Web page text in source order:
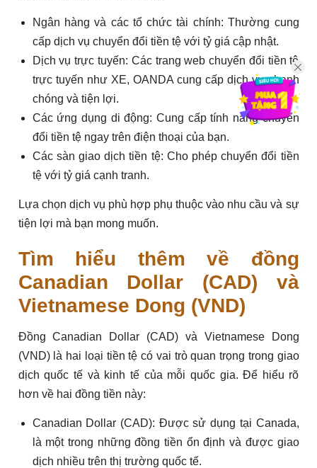
Ngân hàng và các tổ chức tài chính: Thường cung
cấp dịch vụ chuyển đổi tiền tệ với tỷ giá cập nhật.
Dịch vụ trực tuyến: Các trang web chuyển đổi tiền tệ
trực tuyến như XE, OANDA cung cấp dịch vụ nhanh
chóng và tiện lợi.
Các ứng dụng di động: Cung cấp tính năng chuyển
đổi tiền tệ ngay trên điện thoại của bạn.
Các sàn giao dịch tiền tệ: Cho phép chuyển đổi tiền
tệ với tỷ giá cạnh tranh.
Lựa chọn dịch vụ phù hợp phụ thuộc vào nhu cầu và sự
tiện lợi mà bạn mong muốn.
Tìm hiểu thêm về đồng
Canadian Dollar (CAD) và
Vietnamese Dong (VND)
Đồng Canadian Dollar (CAD) và Vietnamese Dong
(VND) là hai loại tiền tệ có vai trò quan trọng trong giao
dịch quốc tế và kinh tế của mỗi quốc gia. Để hiểu rõ
hơn về hai đồng tiền này:
Canadian Dollar (CAD): Được sử dụng tại Canada,
là một trong những đồng tiền ổn định và được giao
dịch nhiều trên thị trường quốc tế.